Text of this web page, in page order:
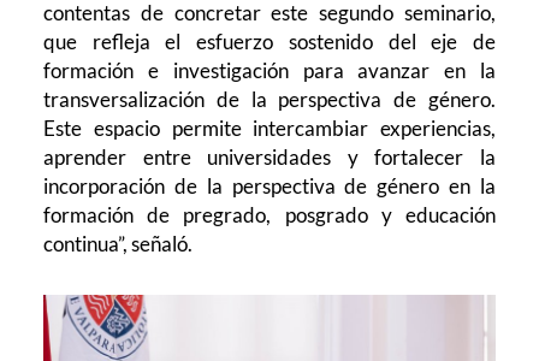
contentas de concretar este segundo seminario,
que refleja el esfuerzo sostenido del eje de
formación e investigación para avanzar en la
transversalización de la perspectiva de género.
Este espacio permite intercambiar experiencias,
aprender entre universidades y fortalecer la
incorporación de la perspectiva de género en la
formación de pregrado, posgrado y educación
continua”, señaló.